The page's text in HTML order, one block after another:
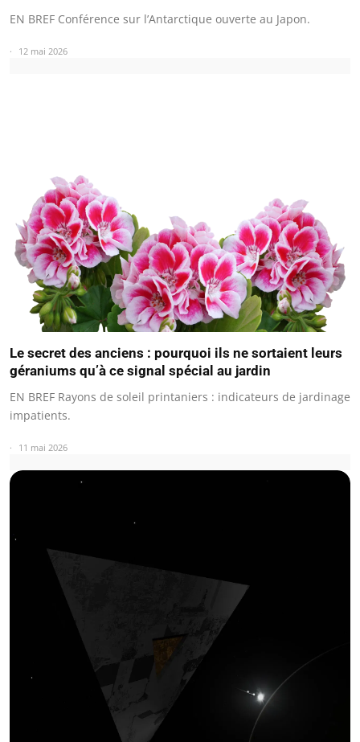
EN BREF Conférence sur l’Antarctique ouverte au Japon.
12 mai 2026
Le secret des anciens : pourquoi ils ne sortaient leurs
géraniums qu’à ce signal spécial au jardin
EN BREF Rayons de soleil printaniers : indicateurs de jardinage
impatients.
11 mai 2026